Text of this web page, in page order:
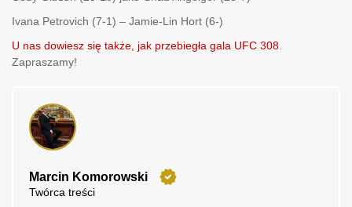
Ivana Petrovich (7-1) – Jamie-Lin Hort (6-)
U nas dowiesz się także, jak przebiegła gala UFC 308
Zapraszamy!
Marcin Komorowski
Twórca treści